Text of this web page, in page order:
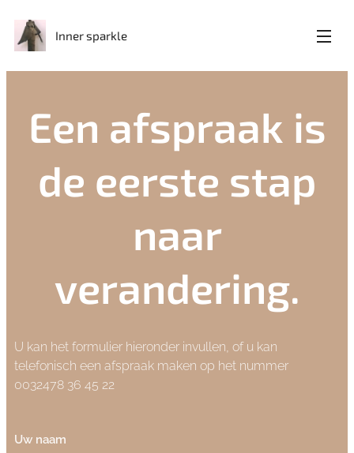
Inner sparkle
Een afspraak is
de eerste stap
naar
verandering.
U kan het formulier hieronder invullen, of u kan
telefonisch een afspraak maken op het nummer
0032478 36 45 22
Uw naam